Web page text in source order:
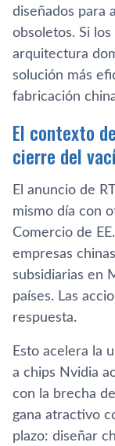
diseñados para
obsoletos. Si
arquitectura
solución más
fabricación
El contexto
cierre del
El anuncio de
mismo día con
Comercio de
empresas
subsidiarias en
países. Las
respuesta.
Esto acelera la
a chips Nvidia
con la brecha
gana atractivo
plazo: diseñar